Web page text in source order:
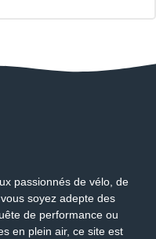
passionnés de vélo, de
soyez adepte des
de performance ou
en plein air, ce site est